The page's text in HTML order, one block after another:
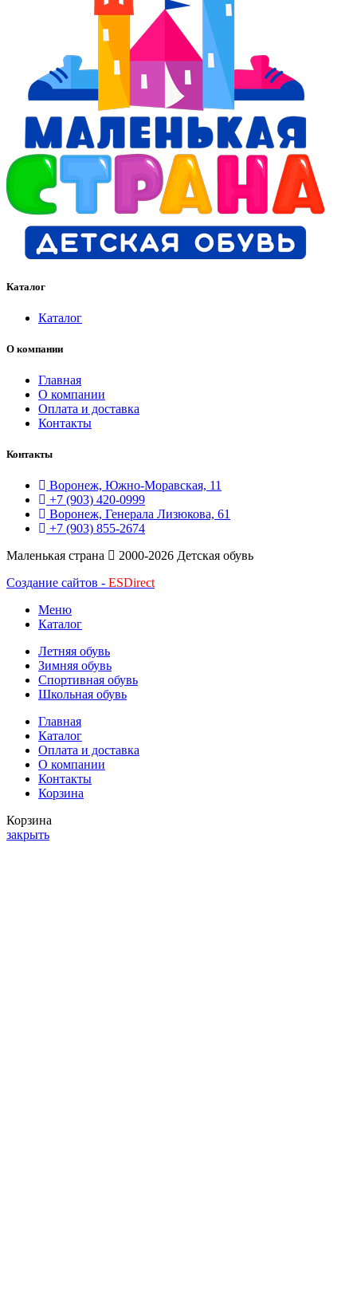
Каталог
Каталог
О компании
Главная
О компании
Оплата и доставка
Контакты
Контакты
Воронеж, Южно-Моравская, 11
+7 (903) 420-0999
Воронеж, Генерала Лизюкова, 61
+7 (903) 855-2674
Маленькая страна
2000-2026 Детская обувь
Создание сайтов - ESDirect
Меню
Каталог
Летняя обувь
Зимняя обувь
Спортивная обувь
Школьная обувь
Главная
Каталог
Оплата и доставка
О компании
Контакты
Корзина
Корзина
закрыть